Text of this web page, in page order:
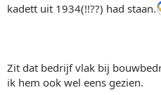
kadett uit 1934(!!??) had staan.
Zit dat bedrijf vlak bij
ik hem ook wel eens gezien.